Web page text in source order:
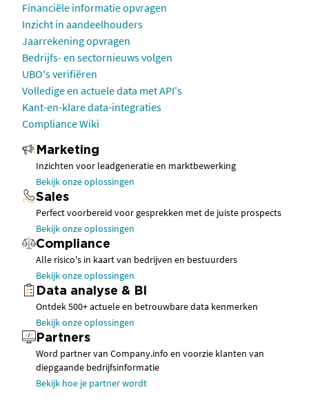
Financiële informatie opvragen
Inzicht in aandeelhouders
Jaarrekening opvragen
Bedrijfs- en sectornieuws volgen
UBO's verifiëren
Volledige en actuele data met API's
Kant-en-klare data-integraties
Compliance Wiki
Marketing
Inzichten voor leadgeneratie en marktbewerking
Bekijk onze oplossingen
Sales
Perfect voorbereid voor gesprekken met de juiste prospects
Bekijk onze oplossingen
Compliance
Alle risico's in kaart van bedrijven en bestuurders
Bekijk onze oplossingen
Data analyse & BI
Ontdek 500+ actuele en betrouwbare data kenmerken
Bekijk onze oplossingen
Partners
Word partner van Company.info en voorzie klanten van
diepgaande bedrijfsinformatie
Bekijk hoe je partner wordt